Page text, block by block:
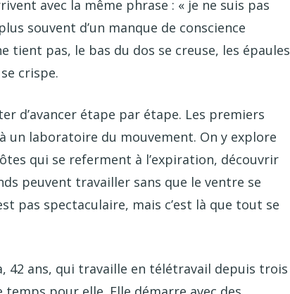
avec la même phrase : « je ne suis pas
souvent d’un manque de conscience
tient pas, le bas du dos se creuse, les épaules
crispe.
d’avancer étape par étape. Les premiers
un laboratoire du mouvement. On y explore
qui se referment à l’expiration, découvrir
peuvent travailler sans que le ventre se
pas spectaculaire, mais c’est là que tout se
42 ans, qui travaille en télétravail depuis trois